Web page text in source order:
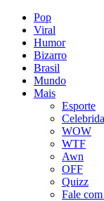
Pop
Viral
Humor
Bizarro
Brasil
Mundo
Mais
Esporte
WOW
WTF
Awn
OFF
Quizz
Fale